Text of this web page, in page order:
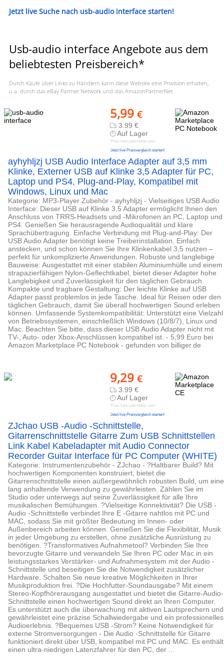
Jetzt live Suche nach usb-audio interface starten!
Usb-audio interface Angebote aus dem
beliebtesten Preisbereich*
Durch Käufe über Links zu Händlern kann diese Website eine Provision erhalten,
u.a. durch das eBay Partner Network und das AmazonPartnerNet
5,99 €
3.99 €
Auf Lager
Preis kann jetzt höher sein
Jetzt live Preisvergleich starten!
ayhyhljzj USB Audio Interface Adapter auf 3,5 mm
Klinke, Externer USB auf Klinke 3,5 Adapter für PC,
Laptop und PS4, Plug-and-Play, Kompatibel mit
Windows, Linux und Mac
Kategorie: MP3-Player Zubehör - ayhyhljzj - Vielseitiges USB Audio
Interface: Dieser USB auf Klinke 3,5 Adapter ermöglicht Ihnen den
Anschluss von TRRS-Headsets und -Mikrofonen an PC, Laptop und
PS4. Genießen Sie herausragende Audioqualität und klare
Sprachübertragung. Einfache Verbindung mit Plug-and-Play: Der
USB Audio Adapter benötigt keine Treiberinstallation. Einfach
anstecken, und schon können Sie Ihre Klinkenkabel 3,5 nutzen –
perfekt für unkomplizierte Anwendungen. Robuste und langlebige
Bauweise: Ausgestattet mit einer stabilen Aluminiumhülle und einem
strapazierfähigen Nylon-Geflechtkabel, bietet dieser Adapter hohe
Langlebigkeit und Zuverlässigkeit für den täglichen Gebrauch.
Kompakte und tragbare Gestaltung: Der leichte Klinke auf USB
Adapter passt problemlos in jede Tasche. Ideal für Reisen oder den
täglichen Gebrauch, damit Sie überall hochwertigen Sound erleben
können. Umfassende Systemkompatibilität: Unterstützt eine Vielzahl
von Betriebssystemen, einschließlich Windows (10/8/7), Linux und
Mac. Beachten Sie bitte, dass dieser USB Audio Adapter nicht mit
TV-, Auto- oder Xbox-Anschlüssen kompatibel ist. - 5,99 Euro bei
Amazon Marketplace PC Notebook - gefunden von billiger.de
9,29 €
3.99 €
Auf Lager
Preis kann jetzt höher sein
Jetzt live Preisvergleich starten!
ZJchao USB -Audio -Schnittstelle,
Gitarrenschnittstelle Gitarre Zum USB Schnittstellen
Link Kabel Kabeladapter mit Audio Connector
Recorder Guitar Interface für PC Computer (WHITE)
Kategorie: Instrumentenzubehör - ZJchao - ?Haltbarer Build? Mit
hochwertigen Komponenten konstruiert, bietet die
Gitarrenschnittstelle einen außergewöhnlich robusten Build, um eine
lang anhaltende Verwendung zu gewährleisten. Zählen Sie im
Studio oder unterwegs auf seine Zuverlässigkeit für alle Ihre
musikalischen Bemühungen. ?Vielseitige Konnektivität? Die USB -
Audio -Schnittstelle verbindet Ihre E -Gitarre nahtlos mit PC und
MAC, sodass Sie mit größter Bedeutung im Innen- oder
Außenbereich arbeiten können. Genießen Sie die Flexibilität, Musik
in jeder Umgebung zu erstellen, ohne zusätzliche Ausrüstung zu
benötigen. ?Transformatives Aufnahmetool? Verbinden Sie Ihre
bevorzugte Gitarre und verwandeln Sie Ihren PC oder Mac in ein
leistungsstarkes Verstärker- und Aufnahmesystem mit der Audio -
Schnittstelle und beseitigen Sie die Notwendigkeit zusätzlicher
Hardware. Schalten Sie neue kreative Möglichkeiten in Ihrer
Musikproduktion frei. ?Die Hochfutter-Soundausgabe? Mit einem
Stereo-Kopfhörerausgang ausgestattet und bietet die Gitarre-Audio-
Schnittstelle einen hochwertigen Sound direkt an Ihren Computer.
Es unterstützt auch die überwachung mit aktiven Lautsprechern und
gewährleistet eine präzise Schallwiedergabe und ein professionelles
Audioerlebnis. ?Bequemes USB -Strom? Keine Notwendigkeit für
externe Stromversorgungen - Die Audio -Schnittstelle für Gitarre
funktioniert direkt über USB, kompatibel mit PC und MAC. Es enthält
einen ultra-niedrigen Latenzfahrer für den PC, der ...